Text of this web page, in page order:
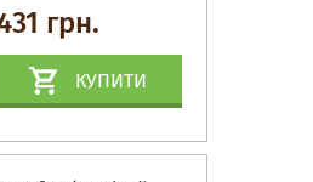
грн.
КУПИТИ